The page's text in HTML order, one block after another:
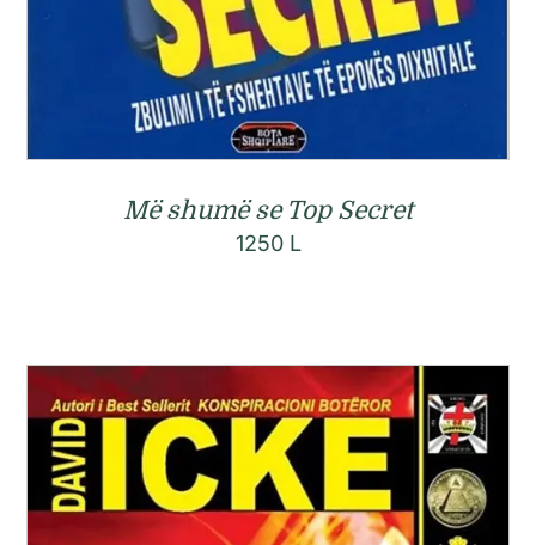
Më shumë se Top Secret
1250 L